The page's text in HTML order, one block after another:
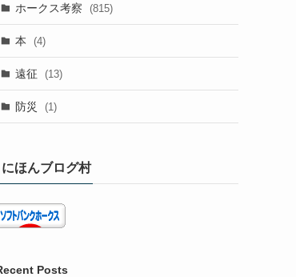
ホークス考察 (815)
本 (4)
遠征 (13)
防災 (1)
にほんブログ村
Posts